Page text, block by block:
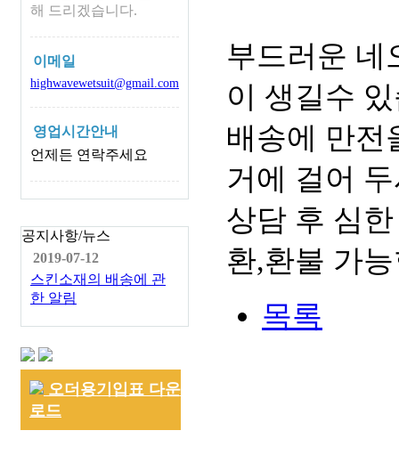
해 드리겠습니다.
이메일
highwavewetsuit@gmail.com
영업시간안내
언제든 연락주세요
공지사항/뉴스
2019-07-12
스킨소재의 배송에 관
한 알림
오더용기입표 다운
로드
부드러운 네
이 생길수
배송에 만전
거에 걸어
상담 후 심
환,환불 가
목록